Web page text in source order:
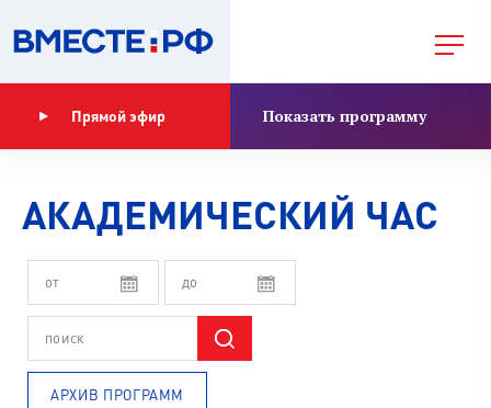
Прямой эфир Показать программу
АКАДЕМИЧЕСКИЙ ЧАС
АРХИВ ПРОГРАММ